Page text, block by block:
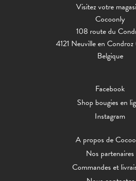
Visitez votre
Cocoonly
108 route du
4121 Neuville en
Belgique
Facebook
Shop bougies en
Instagram
A propos de
Nos partenaires
Commandes et